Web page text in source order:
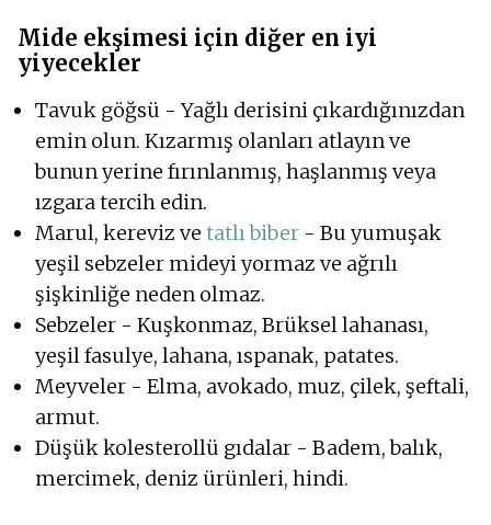
Mide ekşimesi için diğer en iyi
yiyecekler
Tavuk göğsü - Yağlı derisini çıkardığınızdan
emin olun. Kızarmış olanları atlayın ve
bunun yerine fırınlanmış, haşlanmış veya
ızgara tercih edin.
Marul, kereviz ve tatlı biber - Bu yumuşak
yeşil sebzeler mideyi yormaz ve ağrılı
şişkinliğe neden olmaz.
Sebzeler - Kuşkonmaz, Brüksel lahanası,
yeşil fasulye, lahana, ıspanak, patates.
Meyveler - Elma, avokado, muz, çilek, şeftali,
armut.
Düşük kolesterollü gıdalar - Badem, balık,
mercimek, deniz ürünleri, hindi.